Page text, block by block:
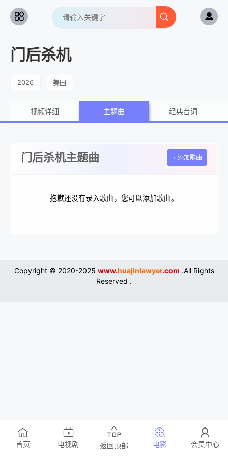
门后杀机
2026 美国
视频详细 主题曲 经典台词
门后杀机主题曲 + 添加歌曲
抱歉还没有录入歌曲，您可以添加歌曲。
Copyright © 2020-2025 www.huajinlawyer.com .All Rights
Reserved .
首页 电视剧 返回顶部 电影 会员中心